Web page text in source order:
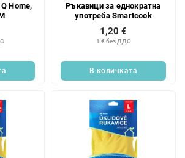
Home,
Ръкавици за еднократна
употреба Smartcook
1 € без ДДС
1,20 €
В количката